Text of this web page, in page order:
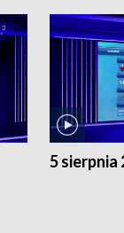
5 sierpnia